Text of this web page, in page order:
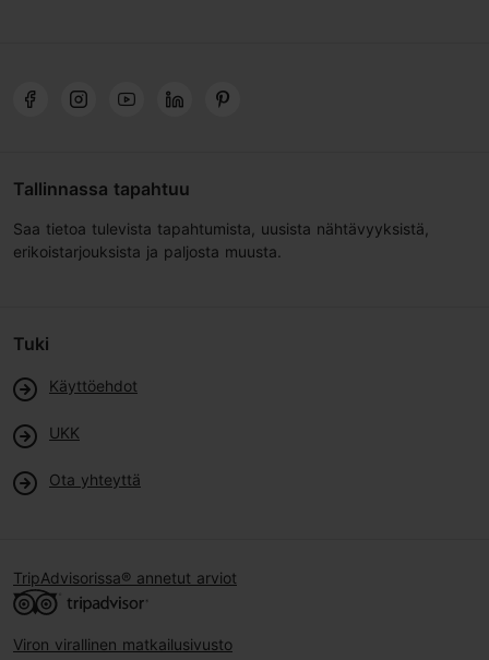
Tallinnassa tapahtuu
Saa tietoa tulevista tapahtumista, uusista nähtävyyksistä,
erikoistarjouksista ja paljosta muusta.
Tuki
Käyttöehdot
UKK
Ota yhteyttä
TripAdvisorissa® annetut arviot
Viron virallinen matkailusivusto